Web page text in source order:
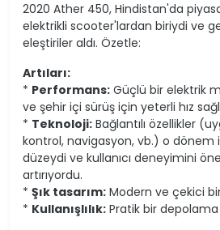
2020 Ather 450, Hindistan'da
elektrikli scooter'lardan biriydi ve
eleştiriler aldı. Özetle:
Artıları:
* Performans: Güçlü bir elektrik
ve şehir içi sürüş için yeterli hız
* Teknoloji: Bağlantılı özellikler
kontrol, navigasyon, vb.) o dönem
düzeydi ve kullanıcı deneyimini
artırıyordu.
* Şık tasarım: Modern ve çekici
* Kullanışlılık: Pratik bir